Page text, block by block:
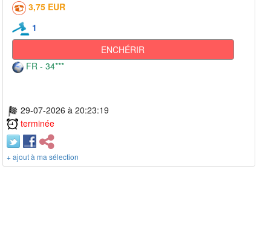
3,75 EUR
1
ENCHÉRIR
FR - 34***
29-07-2026 à 20:23:19
terminée
+ ajout à ma sélection